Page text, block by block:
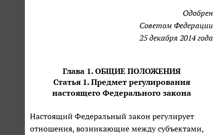
Одобрен
Советом Федерации
25 декабря 2014 года
Глава 1. ОБЩИЕ ПОЛОЖЕНИЯ
Статья 1. Предмет регулирования
настоящего Федерального закона
Настоящий Федеральный закон регулирует
отношения, возникающие между субъектами,